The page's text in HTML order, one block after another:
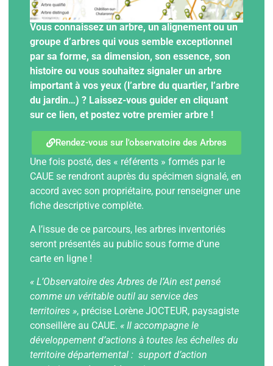
Vous connaissez un arbre, un alignement ou un
groupe d’arbres qui vous semble exceptionnel
par sa forme, sa dimension, son essence, son
histoire ou vous souhaitez signaler un arbre
important à vos yeux (l’arbre du quartier, l’arbre
du jardin…) ? Laissez-vous guider en cliquant
sur ce lien, et postez votre premier arbre !
Rendez-vous sur l'observatoire des Arbres
Une fois posté, des « référents » formés par le
CAUE se rendront auprès du spécimen signalé, en
accord avec son propriétaire, pour renseigner une
fiche descriptive complète.
A l’issue de ce parcours, les arbres inventoriés
seront présentés au public sous forme d’une
carte en ligne !
« L’Observatoire des Arbres de l’Ain est pensé
comme un véritable outil au service des
territoires », précise Lorène JOCTEUR, paysagiste
conseillère au CAUE. « Il accompagne le
développement d’actions à toutes les échelles du
territoire départemental : support d’action